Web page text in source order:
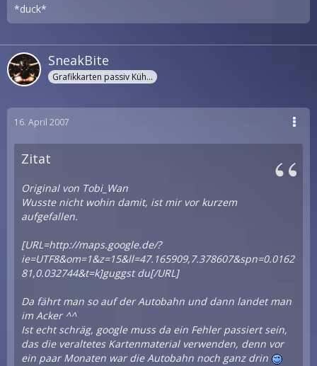
*duck*
SneakBite
Grafikkarten passiv Kühler
16. April 2007
Zitat
Original von Tobi_Wan
Wusste nicht wohin damit, ist mir vor kurzem
aufgefallen.
[URL=http://maps.google.de/?
ie=UTF8&om=1&z=15&ll=47.165909,7.378607&spn=0.0162
81,0.032744&t=k]guggst du[/URL]
Da fährt man so auf der Autobahn und dann landet man
im Acker ^^
Ist echt schräg, google muss da ein Fehler passiert sein,
das die veraltetes Kartenmaterial verwenden, denn vor
ein paar Monaten war die Autobahn noch ganz drin